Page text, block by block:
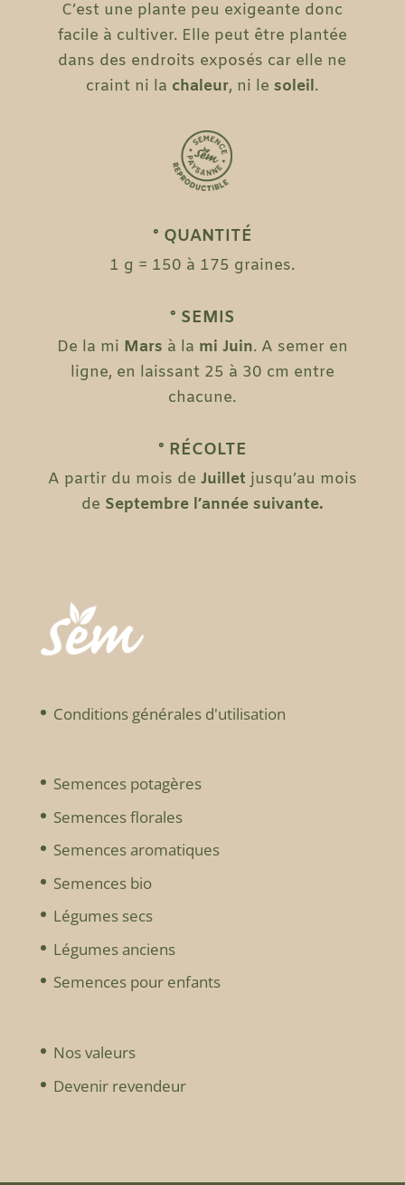
C’est une plante peu exigeante donc
facile à cultiver. Elle peut être plantée
dans des endroits exposés car elle ne
craint ni la chaleur, ni lesoleil.
° QUANTITÉ
1 g = 150 à 175 graines.
° SEMIS
De la mi Mars à la mi Juin. A semer en
ligne, en laissant 25 à 30 cm entre
chacune.
° RÉCOLTE
A partir du mois de Juillet jusqu’au mois
de Septembre l’année suivante.
Conditions générales d'utilisation
Semences potagères
Semences florales
Semences aromatiques
Semences bio
Légumes secs
Légumes anciens
Semences pour enfants
Nos valeurs
Devenir revendeur